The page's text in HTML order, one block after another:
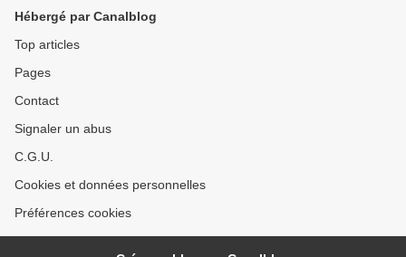
Hébergé par Canalblog
Top articles
Pages
Contact
Signaler un abus
C.G.U.
Cookies et données personnelles
Préférences cookies